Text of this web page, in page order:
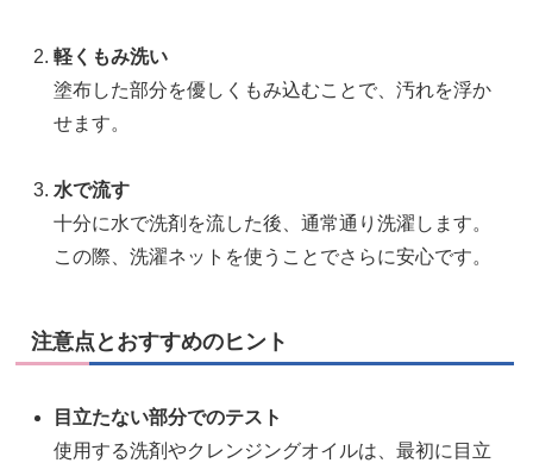
軽くもみ洗い
塗布した部分を優しくもみ込むことで、汚れを浮か
せます。
水で流す
十分に水で洗剤を流した後、通常通り洗濯します。
この際、洗濯ネットを使うことでさらに安心です。
注意点とおすすめのヒント
目立たない部分でのテスト
使用する洗剤やクレンジングオイルは、最初に目立